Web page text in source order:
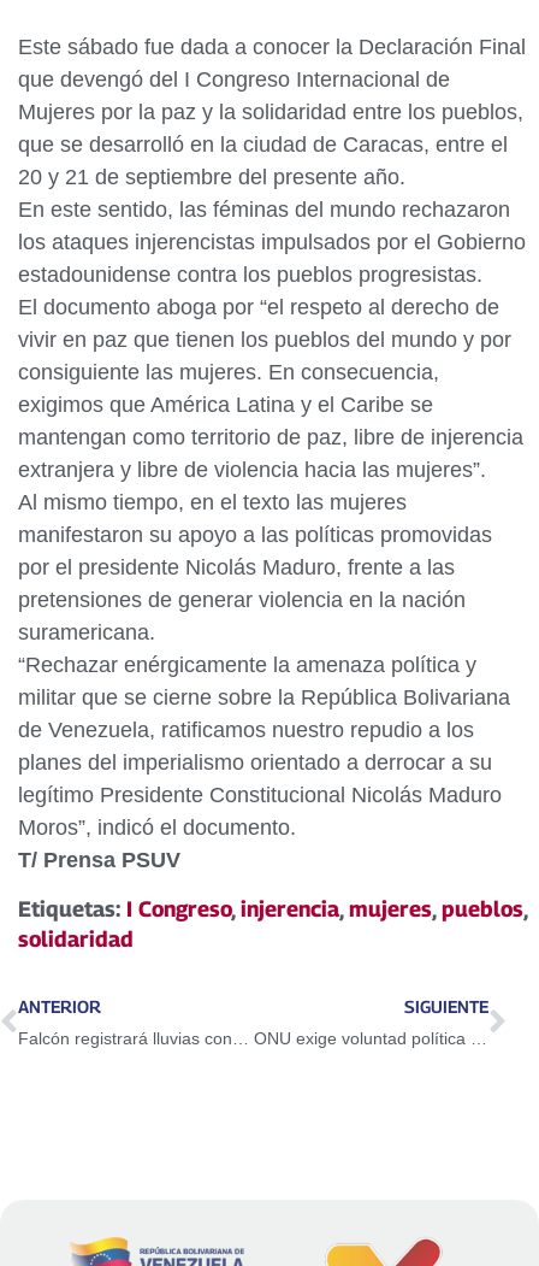
Este sábado fue dada a conocer la Declaración Final
que devengó del I Congreso Internacional de
Mujeres por la paz y la solidaridad entre los pueblos,
que se desarrolló en la ciudad de Caracas, entre el
20 y 21 de septiembre del presente año.
En este sentido, las féminas del mundo rechazaron
los ataques injerencistas impulsados por el Gobierno
estadounidense contra los pueblos progresistas.
El documento aboga por “el respeto al derecho de
vivir en paz que tienen los pueblos del mundo y por
consiguiente las mujeres. En consecuencia,
exigimos que América Latina y el Caribe se
mantengan como territorio de paz, libre de injerencia
extranjera y libre de violencia hacia las mujeres”.
Al mismo tiempo, en el texto las mujeres
manifestaron su apoyo a las políticas promovidas
por el presidente Nicolás Maduro, frente a las
pretensiones de generar violencia en la nación
suramericana.
“Rechazar enérgicamente la amenaza política y
militar que se cierne sobre la República Bolivariana
de Venezuela, ratificamos nuestro repudio a los
planes del imperialismo orientado a derrocar a su
legítimo Presidente Constitucional Nicolás Maduro
Moros”, indicó el documento.
T/ Prensa PSUV
Etiquetas: I Congreso,injerencia,mujeres,pueblos,
solidaridad
ANTERIOR
Falcón registrará lluvias con tormentas eléctricas en las próximas horas
SIGUIENTE
ONU exige voluntad política y acciones concretas ante el cambio climático